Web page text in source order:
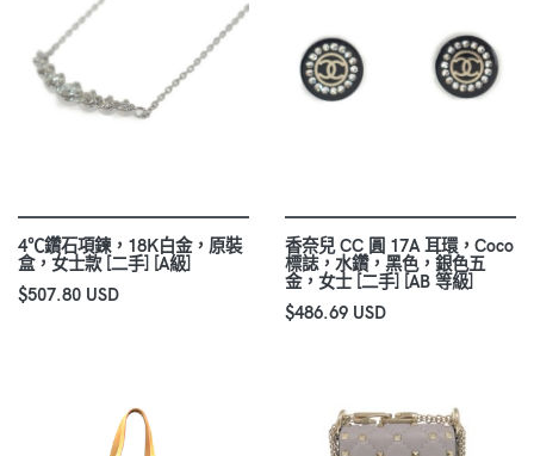
4℃鑽石項鍊，18K白金，原裝
盒，女士款 [二手] [A級]
$507.80 USD
香奈兒 CC 圓 17A 耳環，Coco
標誌，水鑽，黑色，銀色五
金，女士 [二手] [AB 等級]
$486.69 USD